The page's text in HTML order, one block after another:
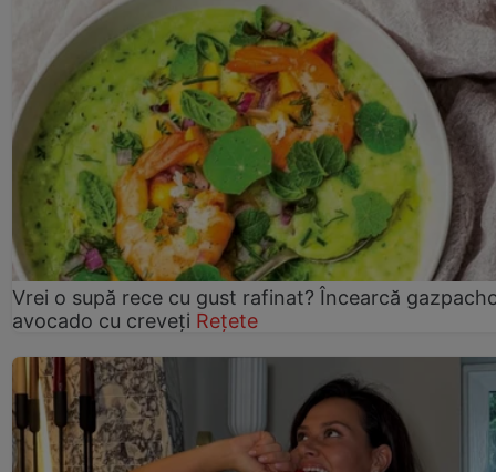
Vrei o supă rece cu gust rafinat? Încearcă
avocado cu creveți Rețete